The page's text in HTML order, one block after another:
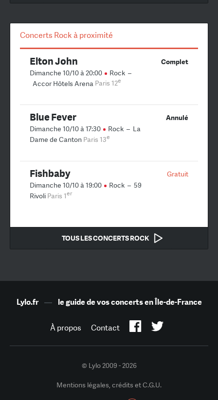
Concerts Rock à proximité
Complet
Elton John
Dimanche 10/10 à 20:00 Rock –
Accor Hôtels Arena Paris 12e
Annulé
Blue Fever
Dimanche 10/10 à 17:30 Rock – La
Dame de Canton Paris 13e
Gratuit
Fishbaby
Dimanche 10/10 à 19:00 Rock – 59
Rivoli Paris 1er
TOUS LES CONCERTS ROCK
Lylo.fr— le guide de vos concerts en Île-de-France
À propos Contact
© Lylo 2009 - 2026
Mentions légales, crédits et C.G.U.